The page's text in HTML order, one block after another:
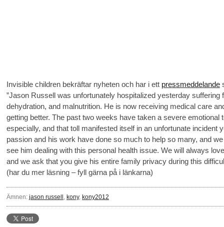
Invisible children bekräftar nyheten och har i ett pressmeddelande
”Jason Russell was unfortunately hospitalized yesterday suffering
dehydration, and malnutrition. He is now receiving medical care
getting better. The past two weeks have taken a severe emotional
especially, and that toll manifested itself in an unfortunate incident
passion and his work have done so much to help so many, and
see him dealing with this personal health issue. We will always
and we ask that you give his entire family privacy during this
(har du mer läsning – fyll gärna på i länkarna)
Ämnen: jason russell kony, kony2012